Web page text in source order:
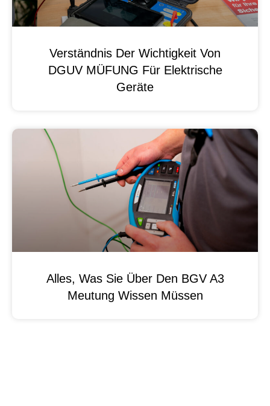
Verständnis Der Wichtigkeit Von
DGUV MÜFUNG Für Elektrische
Geräte
Alles, Was Sie Über Den BGV A3
Meutung Wissen Müssen